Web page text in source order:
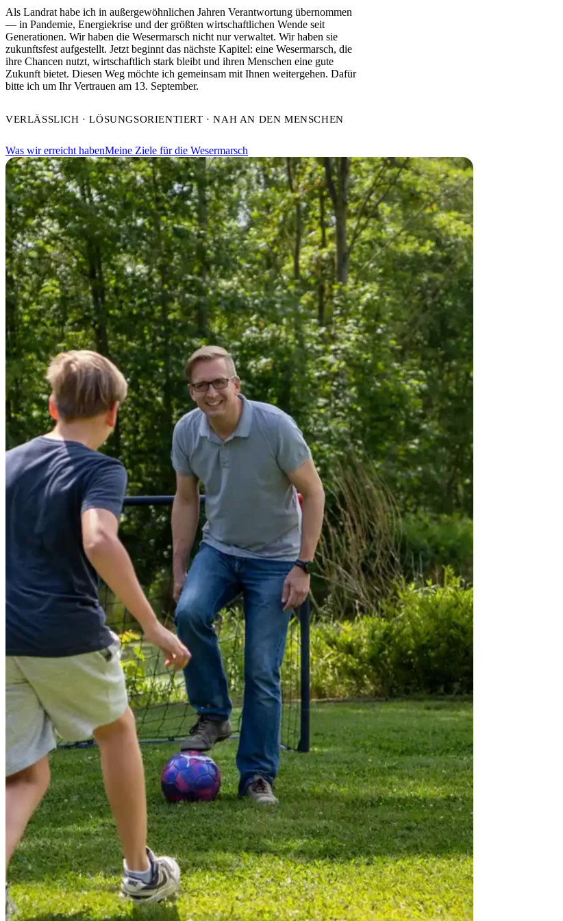
Als Landrat habe ich in außergewöhnlichen Jahren Verantwortung übernommen
— in Pandemie, Energiekrise und der größten wirtschaftlichen Wende seit
Generationen. Wir haben die Wesermarsch nicht nur verwaltet. Wir haben sie
zukunftsfest aufgestellt. Jetzt beginnt das nächste Kapitel: eine Wesermarsch, die
ihre Chancen nutzt, wirtschaftlich stark bleibt und ihren Menschen eine gute
Zukunft bietet. Diesen Weg möchte ich gemeinsam mit Ihnen weitergehen. Dafür
bitte ich um Ihr Vertrauen am 13. September.
VERLÄSSLICH · LÖSUNGSORIENTIERT · NAH AN DEN MENSCHEN
Was wir erreicht habenMeine Ziele für die Wesermarsch